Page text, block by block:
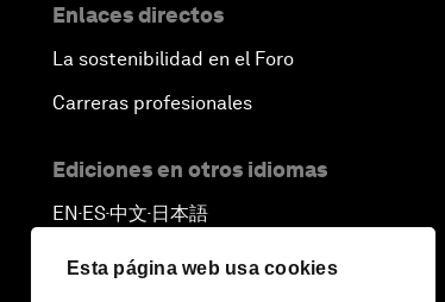
Esta página web usa cookies
Enlaces directos
La sostenibilidad en el Foro
Carreras profesionales
Ediciones en otros idiomas
EN ▪ES▪中文▪ 日本語